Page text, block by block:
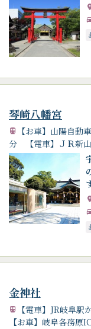
琴崎八幡宮
【お車】山陽自動
分 【電車】ＪＲ新
金神社
【電車】JR岐阜
【お車】岐阜各務原